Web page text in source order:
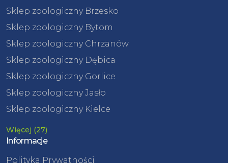
Sklep zoologiczny Brzesko
Sklep zoologiczny Bytom
Sklep zoologiczny Chrzanów
Sklep zoologiczny Dębica
Sklep zoologiczny Gorlice
Sklep zoologiczny Jasło
Sklep zoologiczny Kielce
Więcej (27)
Informacje
Polityka Prywatności